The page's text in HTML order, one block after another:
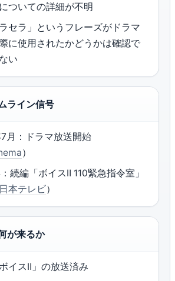
ついての詳細が不明
ラセラ」というフレーズがドラマ
に使用されたかどうかは確認で
い
ライン信号
月：ドラマ放送開始
）
続編「ボイスⅡ 110緊急指令室」
日本テレビ）
が来るか
イスⅡ」の放送済み